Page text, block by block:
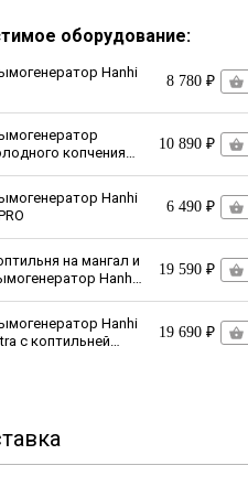
оборудование:
Hanhi
8 780 ₽
копчения
10 890 ₽
Hanhi
6 490 ₽
на мангал и
Hanhi
19 590 ₽
Hanhi
с коптильней
19 690 ₽